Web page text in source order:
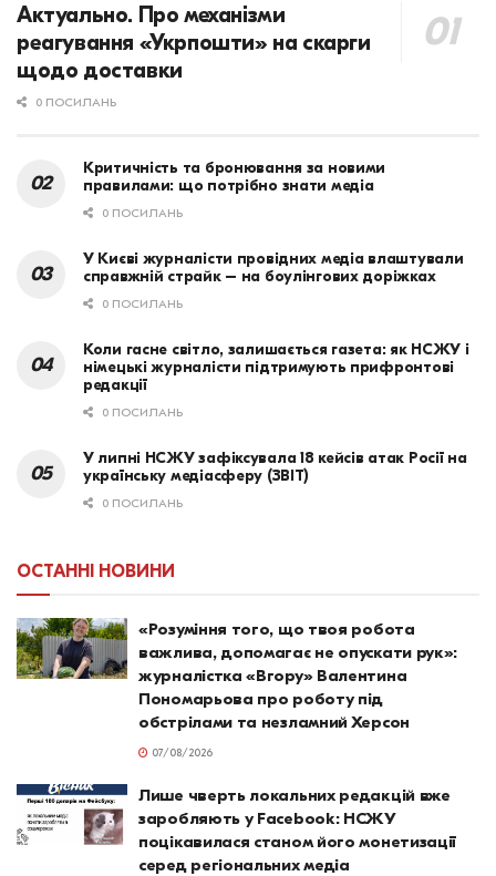
Актуально. Про механізми
реагування «Укрпошти» на скарги
щодо доставки
0 ПОСИЛАНЬ
Критичність та бронювання за новими
правилами: що потрібно знати медіа
0 ПОСИЛАНЬ
У Києві журналісти провідних медіа влаштували
справжній страйк – на боулінгових доріжках
0 ПОСИЛАНЬ
Коли гасне світло, залишається газета: як НСЖУ і
німецькі журналісти підтримують прифронтові
редакції
0 ПОСИЛАНЬ
У липні НСЖУ зафіксувала 18 кейсів атак Росії на
українську медіасферу (ЗВІТ)
0 ПОСИЛАНЬ
ОСТАННІ НОВИНИ
«Розуміння того, що твоя робота
важлива, допомагає не опускати рук»:
журналістка «Вгору» Валентина
Пономарьова про роботу під
обстрілами та незламний Херсон
07/08/2026
Лише чверть локальних редакцій вже
заробляють у Facebook: НСЖУ
поцікавилася станом його монетизації
серед регіональних медіа